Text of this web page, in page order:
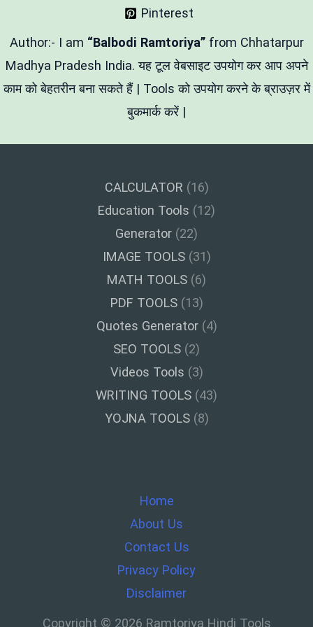
Name
Styles
Pinterest
Author:- I am “Balbodi Ramtoriya” from Chhatarpur
Madhya Pradesh India. यह टूल वेबसाइट उपयोग कर आप अपने
काम को बेहतरीन बना सकते हैं | Tools को उपयोग करने के ब्राउज़र में
बुकमार्क करें |
CALCULATOR (16)
Education Tools (12)
Generator (22)
IMAGE TOOLS(31)
MATH TOOLS (6)
PDF TOOLS(13)
Quotes Generator(4)
SEO TOOLS (2)
Videos Tools (3)
WRITING TOOLS (43)
YOJNA TOOLS(8)
Home
About Us
Contact Us
Privacy Policy
Disclaimer
Copyright © 2026 Ramtoriya Hindi Tools